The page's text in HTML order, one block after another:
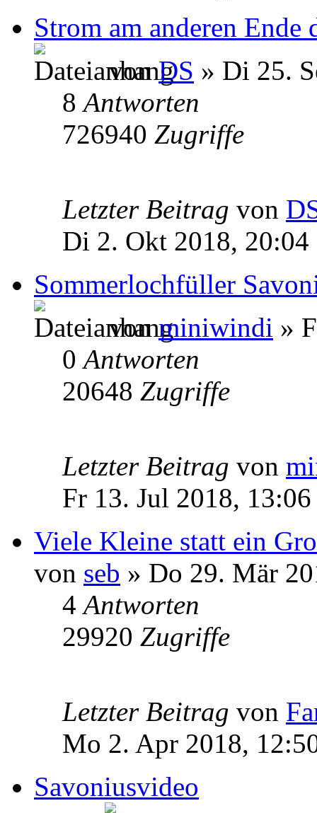
Strom am anderen Ende
vonDS » Di 25.
8Antworten
726940 Zugriffe
Letzter Beitrag von
Di 2. Okt 2018, 20:04
Sommerlochfüller
vonminiwindi »
0Antworten
20648 Zugriffe
Letzter Beitrag von
Fr 13. Jul 2018, 13:06
Viele Kleine statt ein
von seb » Do 29. Mär
4Antworten
29920 Zugriffe
Letzter Beitrag von
Mo 2. Apr 2018,
Savoniusvideo